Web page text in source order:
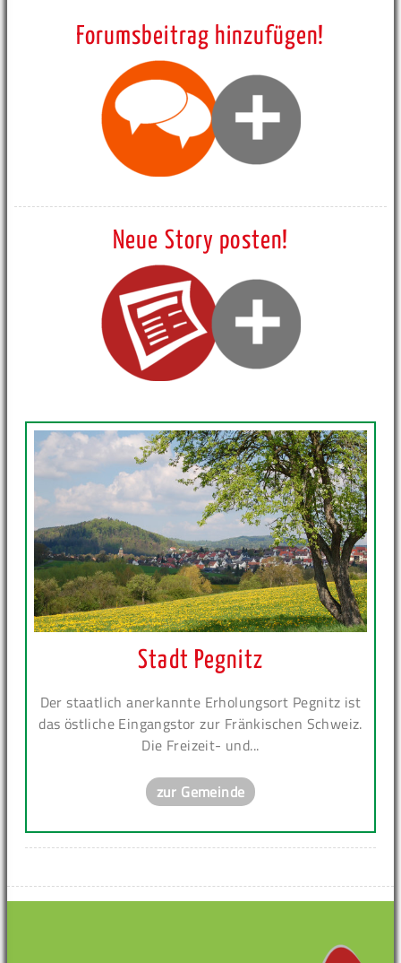
Forumsbeitrag hinzufügen!
Neue Story posten!
Stadt Pegnitz
Der staatlich anerkannte Erholungsort Pegnitz ist
das östliche Eingangstor zur Fränkischen Schweiz.
Die Freizeit- und...
zur Gemeinde